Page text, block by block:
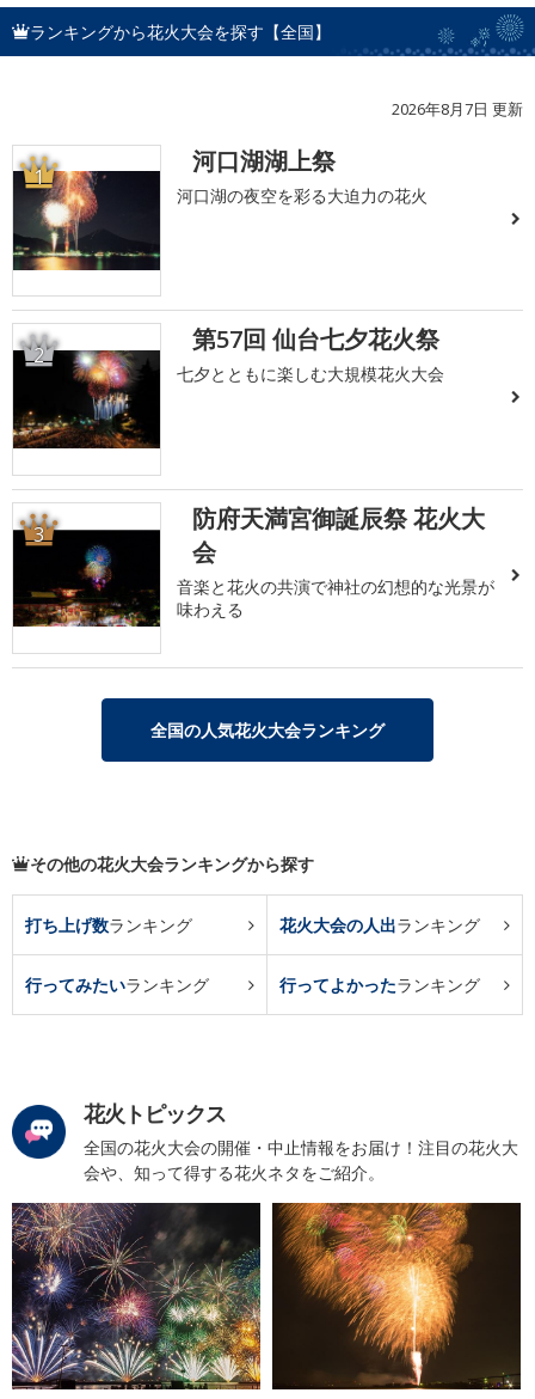
ランキングから花火大会を探す【全国】
2026年8月7日 更新
1 河口湖湖上祭
河口湖の夜空を彩る大迫力の花火
2 第57回 仙台七夕花火祭
七夕とともに楽しむ大規模花火大会
3
防府天満宮御誕辰祭 花火大
会
音楽と花火の共演で神社の幻想的な光景が
味わえる
全国の人気花火大会ランキング
その他の花火大会ランキングから探す
打ち上げ数ランキング 花火大会の人出ランキング
行ってみたいランキング 行ってよかったランキング
花火トピックス
全国の花火大会の開催・中止情報をお届け！注目の花火大
会や、知って得する花火ネタをご紹介。